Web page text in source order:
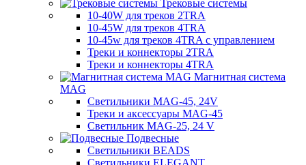
Трековые системы
10-40W для треков 2TRA
10-45W для треков 4TRA
10-45w для треков 4TRA с управлением
Треки и коннекторы 2TRA
Треки и коннекторы 4TRA
Магнитная система
MAG
Светильники MAG-45, 24V
Треки и аксессуары MAG-45
Светильник MAG-25, 24 V
Подвесные
Светильники BEADS
Светильники ELEGANT